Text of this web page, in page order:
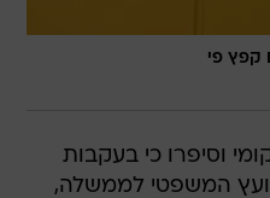
קפץ פי
וסיפרו כי בעקבות
המשפטי לממשלה,